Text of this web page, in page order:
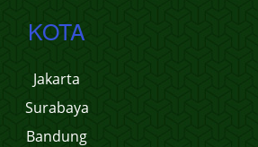
KOTA
Jakarta
Surabaya
Bandung